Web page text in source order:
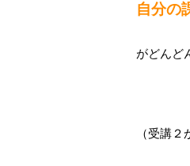
自分の
がどんど
（受講２